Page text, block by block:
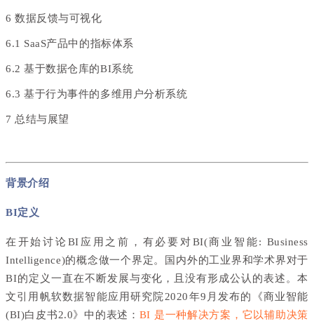
6 数据反馈与可视化
6.1 SaaS产品中的指标体系
6.2 基于数据仓库的BI系统
6.3 基于行为事件的多维用户分析系统
7 总结与展望
背景介绍
BI定义
在开始讨论BI应用之前，有必要对BI(商业智能: Business
Intelligence)的概念做一个界定。国内外的工业界和学术界对于
BI的定义一直在不断发展与变化，且没有形成公认的表述。本
文引用帆软数据智能应用研究院2020年9月发布的《商业智能
(BI)白皮书2.0》中的表述： BI 是一种解决方案，它以辅助决策